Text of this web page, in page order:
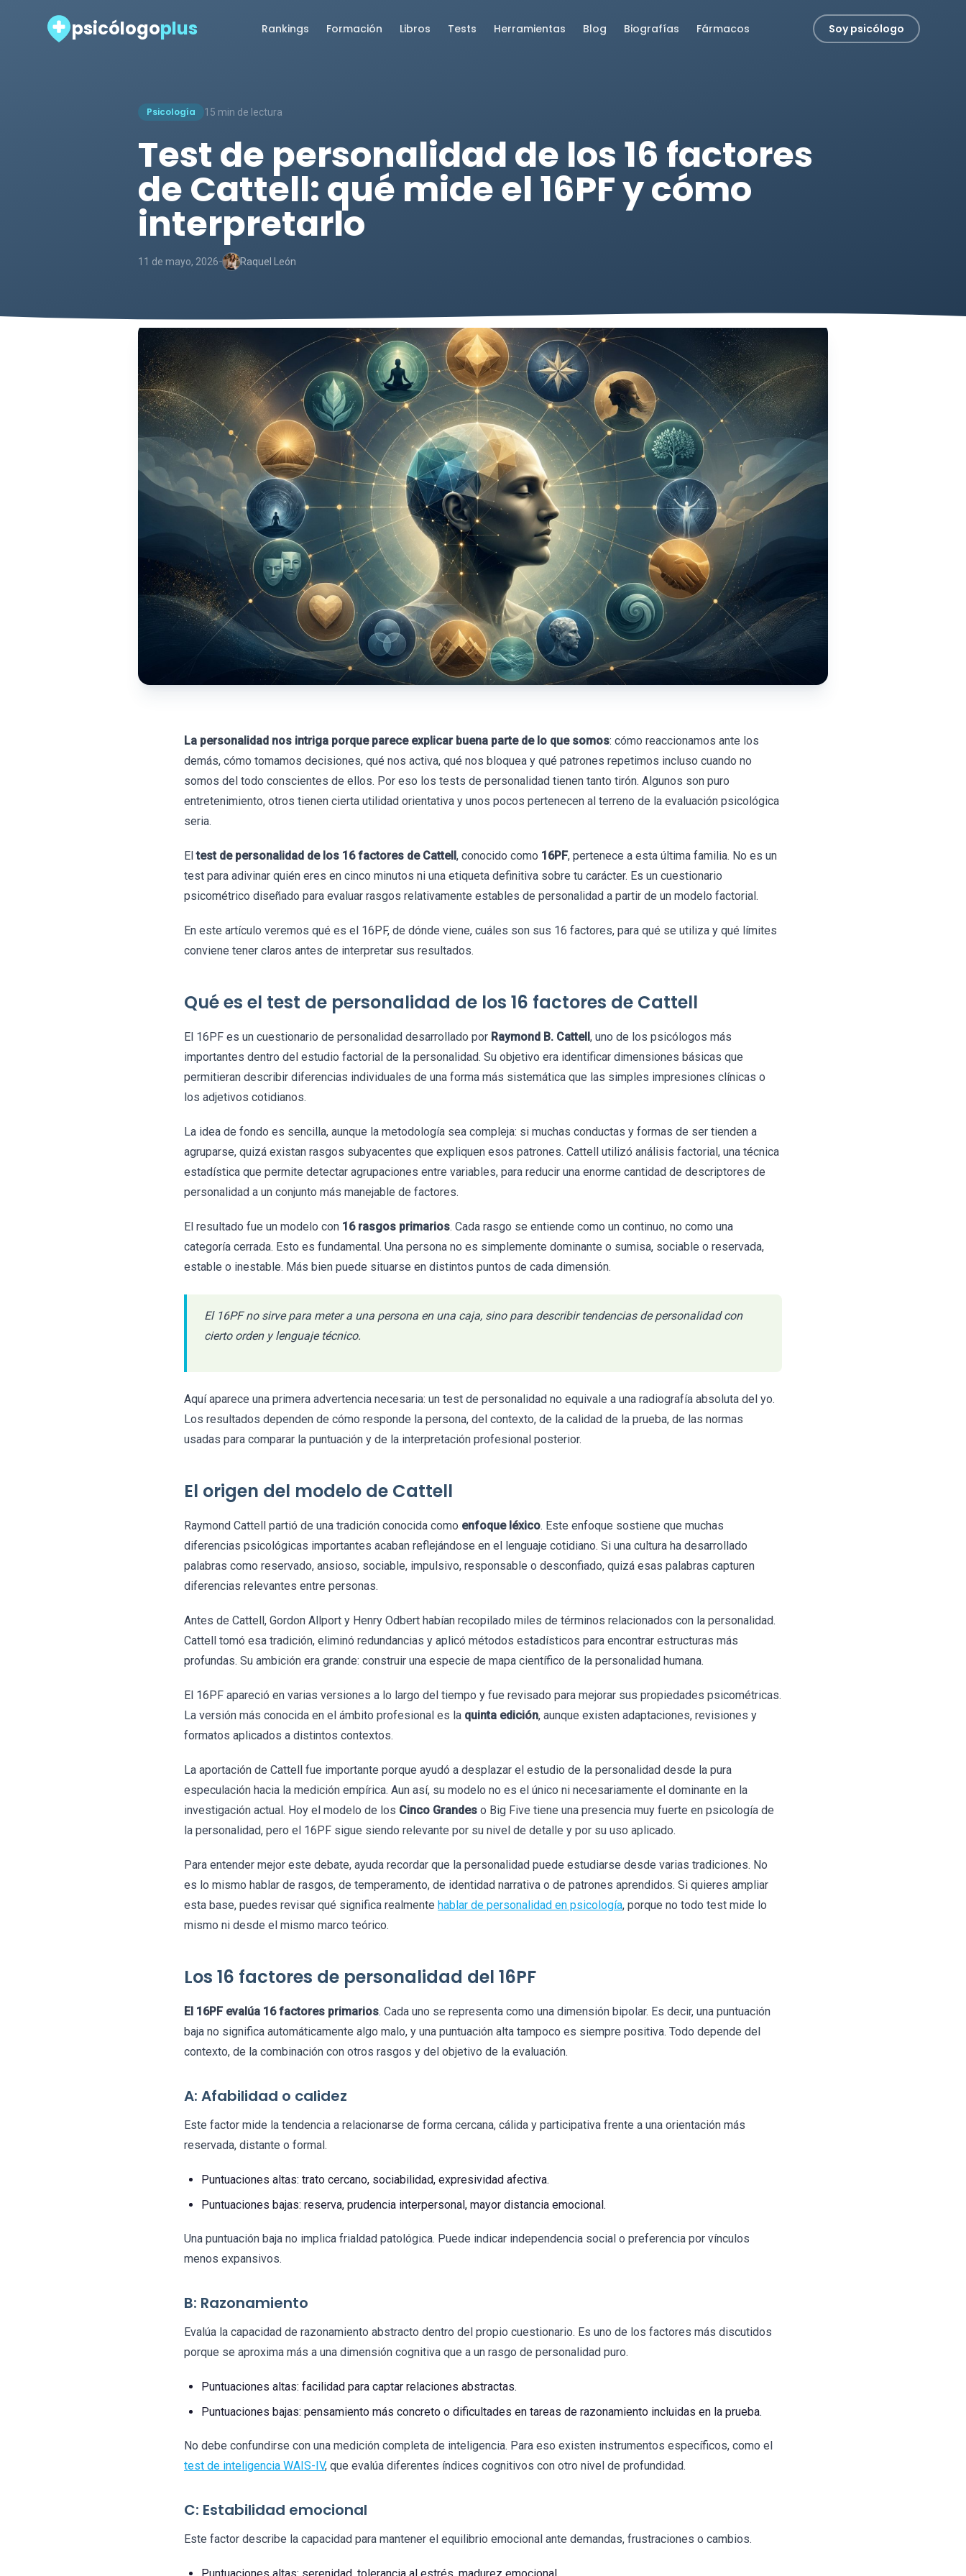
psicólogoplus Rankings Formación Libros Tests Herramientas Blog Biografías Fármacos Soy psicólogo
Psicología 15 min de lectura
Test de personalidad de los 16 factores
de Cattell: qué mide el 16PF y cómo
interpretarlo
11 de mayo, 2026- Raquel León
La personalidad nos intriga porque parece explicar buena parte de lo que somos: cómo reaccionamos ante los
demás, cómo tomamos decisiones, qué nos activa, qué nos bloquea y qué patrones repetimos incluso cuando no
somos del todo conscientes de ellos. Por eso los tests de personalidad tienen tanto tirón. Algunos son puro
entretenimiento, otros tienen cierta utilidad orientativa y unos pocos pertenecen al terreno de la evaluación psicológica
seria.
Eltest de personalidad de los 16 factores de Cattell , conocido como 16PF, pertenece a esta última familia. No es un
test para adivinar quién eres en cinco minutos ni una etiqueta definitiva sobre tu carácter. Es un cuestionario
psicométrico diseñado para evaluar rasgos relativamente estables de personalidad a partir de un modelo factorial.
En este artículo veremos qué es el 16PF, de dónde viene, cuáles son sus 16 factores, para qué se utiliza y qué límites
conviene tener claros antes de interpretar sus resultados.
Qué es el test de personalidad de los 16 factores de Cattell
El 16PF es un cuestionario de personalidad desarrollado por Raymond B. Cattell , uno de los psicólogos más
importantes dentro del estudio factorial de la personalidad. Su objetivo era identificar dimensiones básicas que
permitieran describir diferencias individuales de una forma más sistemática que las simples impresiones clínicas o
los adjetivos cotidianos.
La idea de fondo es sencilla, aunque la metodología sea compleja: si muchas conductas y formas de ser tienden a
agruparse, quizá existan rasgos subyacentes que expliquen esos patrones. Cattell utilizó análisis factorial, una técnica
estadística que permite detectar agrupaciones entre variables, para reducir una enorme cantidad de descriptores de
personalidad a un conjunto más manejable de factores.
El resultado fue un modelo con 16 rasgos primarios. Cada rasgo se entiende como un continuo, no como una
categoría cerrada. Esto es fundamental. Una persona no es simplemente dominante o sumisa, sociable o reservada,
estable o inestable. Más bien puede situarse en distintos puntos de cada dimensión.
El 16PF no sirve para meter a una persona en una caja, sino para describir tendencias de personalidad con
cierto orden y lenguaje técnico.
Aquí aparece una primera advertencia necesaria: un test de personalidad no equivale a una radiografía absoluta del yo.
Los resultados dependen de cómo responde la persona, del contexto, de la calidad de la prueba, de las normas
usadas para comparar la puntuación y de la interpretación profesional posterior.
El origen del modelo de Cattell
Raymond Cattell partió de una tradición conocida como enfoque léxico. Este enfoque sostiene que muchas
diferencias psicológicas importantes acaban reflejándose en el lenguaje cotidiano. Si una cultura ha desarrollado
palabras como reservado, ansioso, sociable, impulsivo, responsable o desconfiado, quizá esas palabras capturen
diferencias relevantes entre personas.
Antes de Cattell, Gordon Allport y Henry Odbert habían recopilado miles de términos relacionados con la personalidad.
Cattell tomó esa tradición, eliminó redundancias y aplicó métodos estadísticos para encontrar estructuras más
profundas. Su ambición era grande: construir una especie de mapa científico de la personalidad humana.
El 16PF apareció en varias versiones a lo largo del tiempo y fue revisado para mejorar sus propiedades psicométricas.
La versión más conocida en el ámbito profesional es la quinta edición, aunque existen adaptaciones, revisiones y
formatos aplicados a distintos contextos.
La aportación de Cattell fue importante porque ayudó a desplazar el estudio de la personalidad desde la pura
especulación hacia la medición empírica. Aun así, su modelo no es el único ni necesariamente el dominante en la
investigación actual. Hoy el modelo de los Cinco Grandes o Big Five tiene una presencia muy fuerte en psicología de
la personalidad, pero el 16PF sigue siendo relevante por su nivel de detalle y por su uso aplicado.
Para entender mejor este debate, ayuda recordar que la personalidad puede estudiarse desde varias tradiciones. No
es lo mismo hablar de rasgos, de temperamento, de identidad narrativa o de patrones aprendidos. Si quieres ampliar
esta base, puedes revisar qué significa realmente hablar de personalidad en psicología, porque no todo test mide lo
mismo ni desde el mismo marco teórico.
Los 16 factores de personalidad del 16PF
El 16PF evalúa 16 factores primarios. Cada uno se representa como una dimensión bipolar. Es decir, una puntuación
baja no significa automáticamente algo malo, y una puntuación alta tampoco es siempre positiva. Todo depende del
contexto, de la combinación con otros rasgos y del objetivo de la evaluación.
A: Afabilidad o calidez
Este factor mide la tendencia a relacionarse de forma cercana, cálida y participativa frente a una orientación más
reservada, distante o formal.
Puntuaciones altas: trato cercano, sociabilidad, expresividad afectiva.
Puntuaciones bajas: reserva, prudencia interpersonal, mayor distancia emocional.
Una puntuación baja no implica frialdad patológica. Puede indicar independencia social o preferencia por vínculos
menos expansivos.
B: Razonamiento
Evalúa la capacidad de razonamiento abstracto dentro del propio cuestionario. Es uno de los factores más discutidos
porque se aproxima más a una dimensión cognitiva que a un rasgo de personalidad puro.
Puntuaciones altas: facilidad para captar relaciones abstractas.
Puntuaciones bajas: pensamiento más concreto o dificultades en tareas de razonamiento incluidas en la prueba.
No debe confundirse con una medición completa de inteligencia. Para eso existen instrumentos específicos, como el
test de inteligencia WAIS-IV, que evalúa diferentes índices cognitivos con otro nivel de profundidad.
C: Estabilidad emocional
Este factor describe la capacidad para mantener el equilibrio emocional ante demandas, frustraciones o cambios.